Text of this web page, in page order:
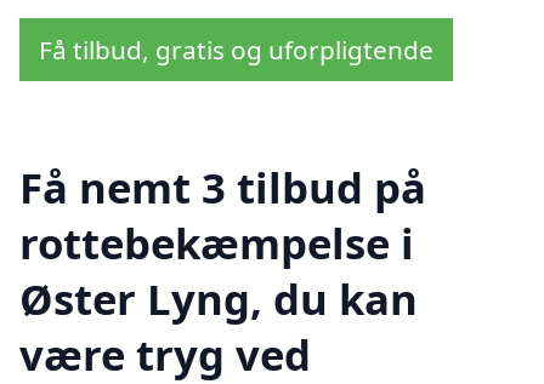
Få tilbud, gratis og uforpligtende
Få nemt 3 tilbud på
rottebekæmpelse i
Øster Lyng, du kan
være tryg ved